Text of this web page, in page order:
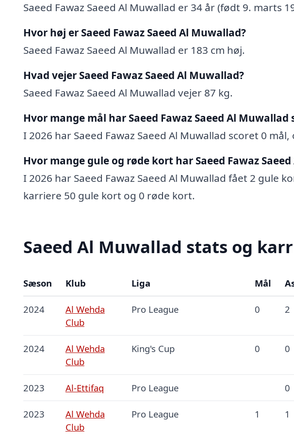
Saeed Fawaz Saeed Al Muwallad er 34 år (født 9. marts
Hvor høj er Saeed Fawaz Saeed Al Muwallad?
Saeed Fawaz Saeed Al Muwallad er 183 cm høj.
Hvad vejer Saeed Fawaz Saeed Al Muwallad?
Saeed Fawaz Saeed Al Muwallad vejer 87 kg.
Hvor mange mål har Saeed Fawaz Saeed Al Muwallad
I 2026 har Saeed Fawaz Saeed Al Muwallad scoret 0
Hvor mange gule og røde kort har Saeed Fawaz
I 2026 har Saeed Fawaz Saeed Al Muwallad fået 2 gule
karriere 50 gule kort og 0 røde kort.
Saeed Al Muwallad stats og
Sæson Klub Liga Mål
2024
Al Wehda
Club
Pro League 0 2
2024
Al Wehda
Club
King's Cup 0 0
2023 Al-Ettifaq Pro League 0
2023
Al Wehda
Club
Pro League 1 1